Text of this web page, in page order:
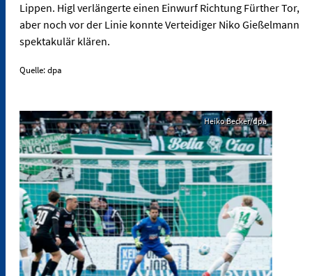
Lippen. Higl verlängerte einen Einwurf Richtung Fürther Tor,
aber noch vor der Linie konnte Verteidiger Niko Gießelmann
spektakulär klären.
Quelle: dpa
Heiko Becker/dpa